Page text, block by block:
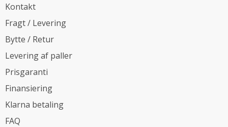
Kontakt
Fragt / Levering
Bytte / Retur
Levering af paller
Prisgaranti
Finansiering
Klarna betaling
FAQ